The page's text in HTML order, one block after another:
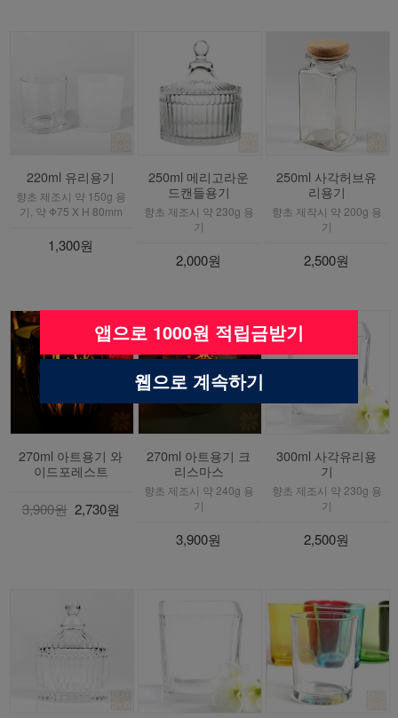
220ml 유리용기
향초 제조시 약 150g 용
기, 약 Φ75 X H 80mm
1,300원
250ml 메리고라운
드캔들용기
향초 제조시 약 230g 용
기
2,000원
250ml 사각허브유
리용기
향초 제작시 약 200g 용
기
2,500원
270ml 아트용기 와
이드포레스트
3,900원2,730원
270ml 아트용기 크
리스마스
향초 제조시 약 240g 용
기
3,900원
300ml 사각유리용
기
향초 제조시 약 230g 용
기
2,500원
앱으로 1000원 적립금받기
웹으로 계속하기